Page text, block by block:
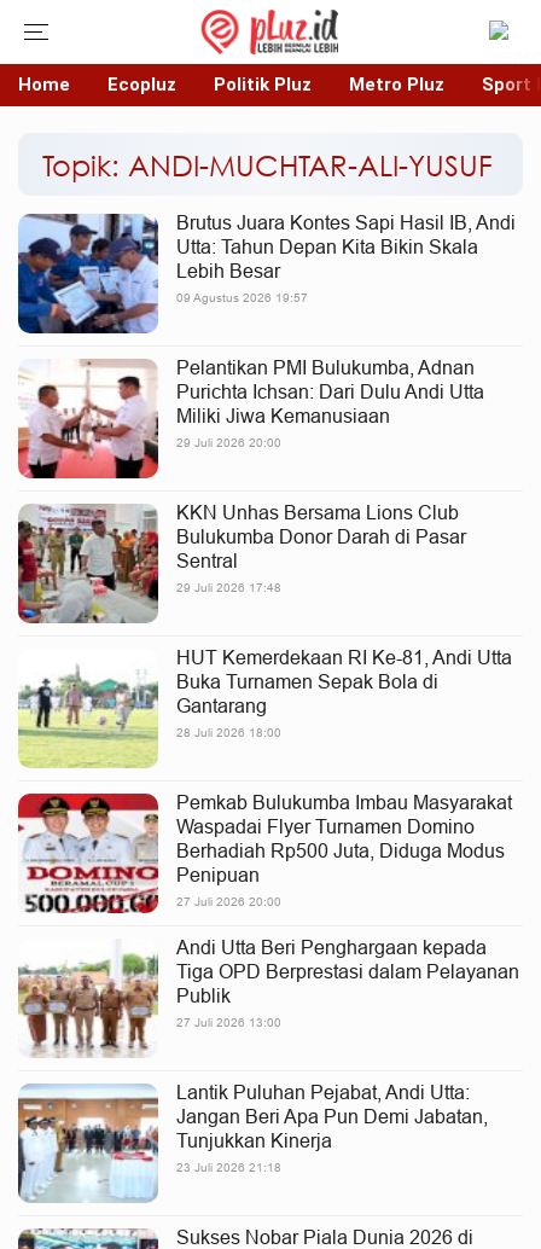
Home Ecopluz Politik Pluz Metro Pluz Sport
Topik: ANDI-MUCHTAR-ALI-YUSUF
Brutus Juara Kontes Sapi Hasil IB, Andi
Utta: Tahun Depan Kita Bikin Skala
Lebih Besar
09 Agustus 2026 19:57
Pelantikan PMI Bulukumba, Adnan
Purichta Ichsan: Dari Dulu Andi Utta
Miliki Jiwa Kemanusiaan
29 Juli 2026 20:00
KKN Unhas Bersama Lions Club
Bulukumba Donor Darah di Pasar
Sentral
29 Juli 2026 17:48
HUT Kemerdekaan RI Ke-81, Andi Utta
Buka Turnamen Sepak Bola di
Gantarang
28 Juli 2026 18:00
Pemkab Bulukumba Imbau Masyarakat
Waspadai Flyer Turnamen Domino
Berhadiah Rp500 Juta, Diduga Modus
Penipuan
27 Juli 2026 20:00
Andi Utta Beri Penghargaan kepada
Tiga OPD Berprestasi dalam Pelayanan
Publik
27 Juli 2026 13:00
Lantik Puluhan Pejabat, Andi Utta:
Jangan Beri Apa Pun Demi Jabatan,
Tunjukkan Kinerja
23 Juli 2026 21:18
Sukses Nobar Piala Dunia 2026 di